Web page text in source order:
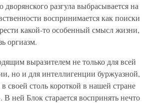
разгула выбрасывается на
воспринимается как поиски
какой-то особенный смысл жизни,
оргиазм.
выразителем не только для всей
но и для интеллигенции буржуазной,
столь короткой в нашей стране
ней Блок старается воспринять нечто